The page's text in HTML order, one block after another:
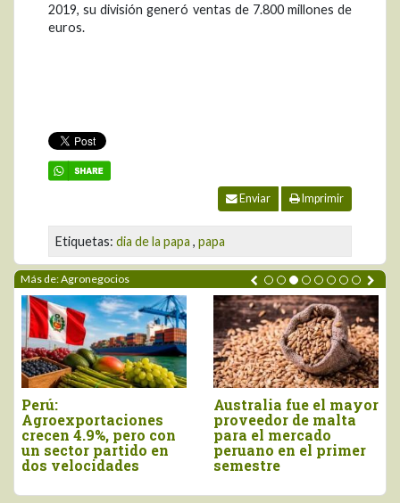
2019, su división generó ventas de 7.800 millones de
euros.
Enviar Imprimir
Etiquetas: dia de la papa , papa
Más de: Agronegocios
fue el mayor
de malta
el mercado
en el primer
Agroexportaciones no
tradicionales de Perú
a Estados Unidos
cayeron en valor 17%